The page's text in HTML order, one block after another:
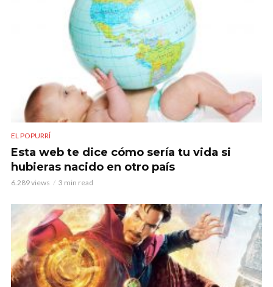
EL POPURRÍ
Esta web te dice cómo sería tu vida si
hubieras nacido en otro país
6.289 views 3 min read